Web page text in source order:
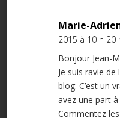
Marie-
2015 à 10 h 20
Bonjour Jean-
Je suis ravie
blog. C’est un
avez une part
Commentez